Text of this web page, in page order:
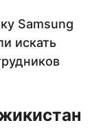
Samsung
искать